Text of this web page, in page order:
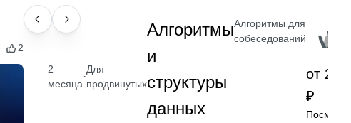
2
НАВЫК
2
месяца
·
Для
продвинутых
Алгоритмы
и
структуры
данных
Алгоритмы для
собеседований
от 2
₽